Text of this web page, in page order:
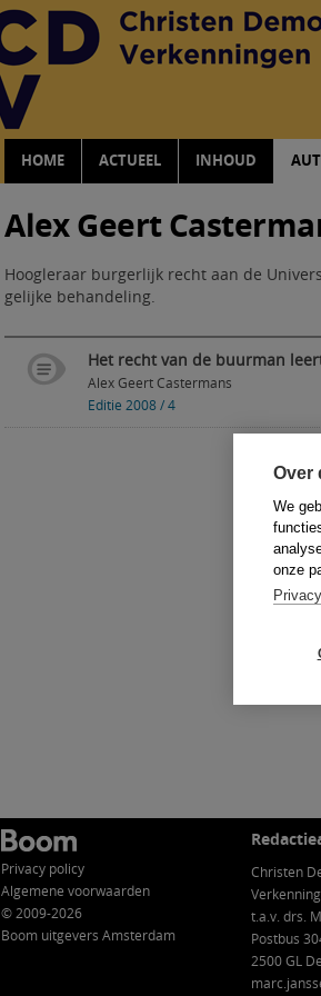
Over
We
onze
HOME ACTUEEL INHOUD
Alex Geert
Hoogleraar burgerlijk recht aan de
gelijke behandeling.
Het recht van de buurman
Alex Geert Castermans
Editie 2008 / 4
Privacy policy
Algemene voorwaarden
© 2009-2026
Boom uitgevers Amsterdam
Christen
t.a.v. drs.
Postbus
2500 GL